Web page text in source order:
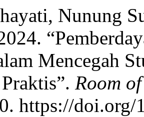
Nunung
Mencegah
Room
https://doi.org/